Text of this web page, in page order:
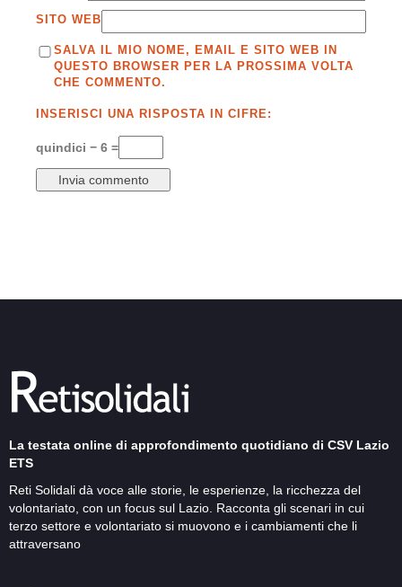
SITO WEB
SALVA IL MIO NOME, EMAIL E SITO WEB IN
QUESTO BROWSER PER LA PROSSIMA VOLTA
CHE COMMENTO.
INSERISCI UNA RISPOSTA IN CIFRE:
quindici − 6 =
La testata online di approfondimento quotidiano di CSV Lazio
ETS
Reti Solidali dà voce alle storie, le esperienze, la ricchezza del
volontariato, con un focus sul Lazio. Racconta gli scenari in cui
terzo settore e volontariato si muovono e i cambiamenti che li
attraversano